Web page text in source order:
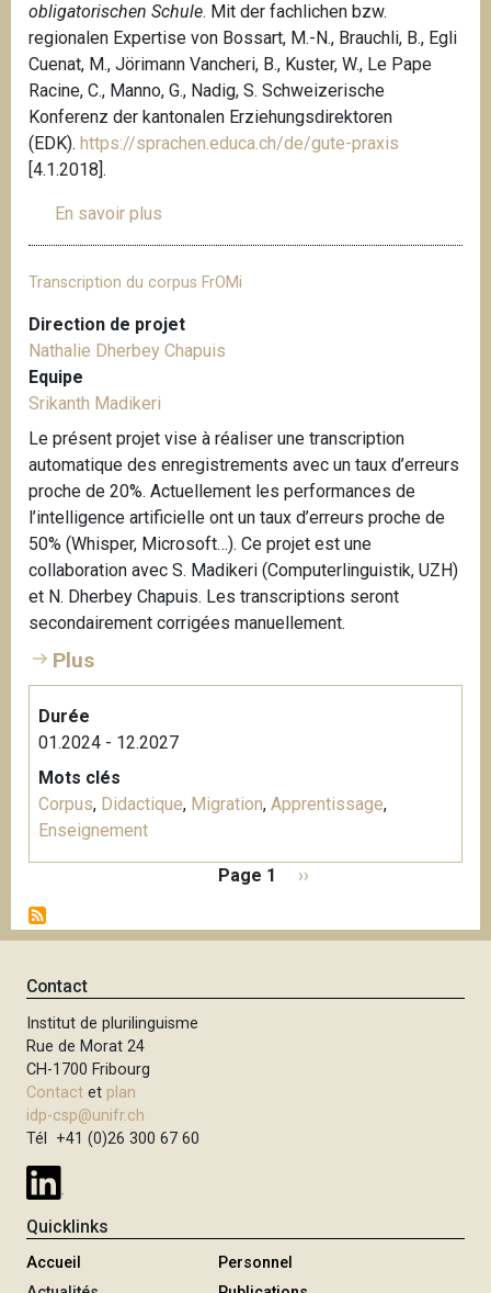
obligatorischen Schule. Mit der fachlichen bzw.
regionalen Expertise von Bossart, M.-N., Brauchli, B., Egli
Cuenat, M., Jörimann Vancheri, B., Kuster, W., Le Pape
Racine, C., Manno, G., Nadig, S. Schweizerische
Konferenz der kantonalen Erziehungsdirektoren
(EDK). https://sprachen.educa.ch/de/gute-praxis
[4.1.2018].
En savoir plus
L
i
c
n
a
u
e
r
K
a
r
n
Transcription du corpus FrOMi
Direction de projet
Nathalie Dherbey Chapuis
Equipe
Srikanth Madikeri
Le présent projet vise à réaliser une transcription
automatique des enregistrements avec un taux d’erreurs
proche de 20%. Actuellement les performances de
l’intelligence artificielle ont un taux d’erreurs proche de
50% (Whisper, Microsoft…). Ce projet est une
collaboration avec S. Madikeri (Computerlinguistik, UZH)
et N. Dherbey Chapuis. Les transcriptions seront
secondairement corrigées manuellement.
Plus
Durée
01.2024 - 12.2027
Mots clés
Corpus, Didactique, Migration, Apprentissage,
Enseignement
g
i
a
t
i
o
n
Page 1
P
g
››
Contact
Institut de plurilinguisme
Rue de Morat 24
CH-1700 Fribourg
Contact et plan
idp-csp@unifr.ch
Tél +41 (0)26 300 67 60
Quicklinks
Accueil
Personnel